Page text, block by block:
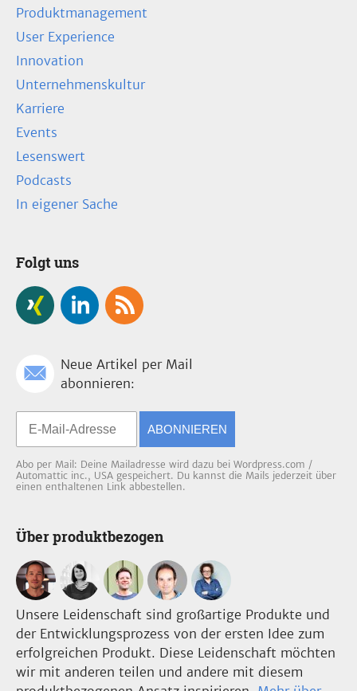
Produktmanagement
User Experience
Innovation
Unternehmenskultur
Karriere
Events
Lesenswert
Podcasts
In eigener Sache
Folgt uns
Neue Artikel per Mail
abonnieren:
ABONNIEREN
Abo per Mail: Deine Mailadresse wird dazu bei Wordpress.com /
Automattic inc., USA gespeichert. Du kannst die Mails jederzeit über
einen enthaltenen Link abbestellen.
Über produktbezogen
Unsere Leidenschaft sind großartige Produkte und
der Entwicklungsprozess von der ersten Idee zum
erfolgreichen Produkt. Diese Leidenschaft möchten
wir mit anderen teilen und andere mit diesem